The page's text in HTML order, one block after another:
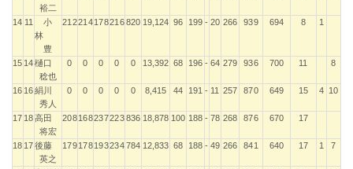
裕二
14 11
小
林
豊
212214178216820 19,124 96 199 - 20 266 939 694 8 1
15 14樋口
稔也
0 0 0 0 0 13,392 68 196 - 64 279 936 700 11 8
16 16絹川
秀人
0 0 0 0 0 8,415 44 191 - 11 257 870 649 15 4 10
17 18高田
将宏
208168237223836 18,878 100 188 - 78 268 876 670 17
18 17後藤
英之
179178193234784 12,833 68 188 - 49 266 841 640 17 1 7